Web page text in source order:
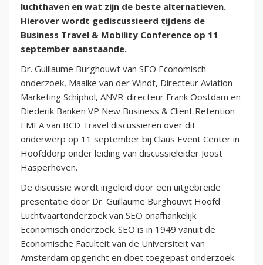
luchthaven en wat zijn de beste alternatieven.
Hierover wordt gediscussieerd tijdens de
Business Travel & Mobility Conference op 11
september aanstaande.
Dr. Guillaume Burghouwt van SEO Economisch
onderzoek, Maaike van der Windt, Directeur Aviation
Marketing Schiphol, ANVR-directeur Frank Oostdam en
‎Diederik Banken VP New Business & Client Retention
EMEA van BCD Travel discussiëren over dit
onderwerp op 11 september bij Claus Event Center in
Hoofddorp onder leiding van discussieleider Joost
Hasperhoven.
De discussie wordt ingeleid door een uitgebreide
presentatie door Dr. Guillaume Burghouwt Hoofd
Luchtvaartonderzoek van SEO onafhankelijk
Economisch onderzoek. SEO is in 1949 vanuit de
Economische Faculteit van de Universiteit van
Amsterdam opgericht en doet toegepast onderzoek.